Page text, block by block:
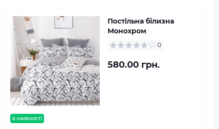
в наявності
Постільна білизна
Монохром
0
580.00 грн.